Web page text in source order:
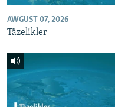
AWGUST 07, 2026
Täzelikler